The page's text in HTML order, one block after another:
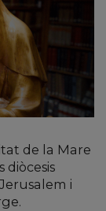
de la Mare
diòcesis
i